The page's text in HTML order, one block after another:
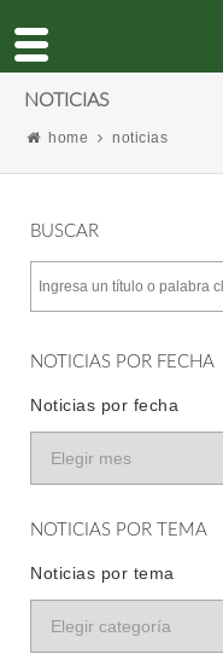
NOTICIAS
home noticias
BUSCAR
NOTICIAS POR FECHA
Noticias por fecha
NOTICIAS POR TEMA
Noticias por tema